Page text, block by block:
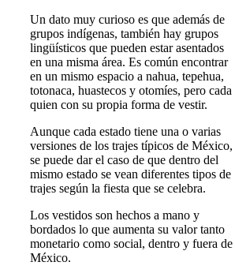
Un dato muy curioso es que además de
grupos indígenas, también hay grupos
lingüísticos que pueden estar asentados
en una misma área. Es común encontrar
en un mismo espacio a nahua, tepehua,
totonaca, huastecos y otomíes, pero cada
quien con su propia forma de vestir.
Aunque cada estado tiene una o varias
versiones de los trajes típicos de México,
se puede dar el caso de que dentro del
mismo estado se vean diferentes tipos de
trajes según la fiesta que se celebra.
Los vestidos son hechos a mano y
bordados lo que aumenta su valor tanto
monetario como social, dentro y fuera de
México.